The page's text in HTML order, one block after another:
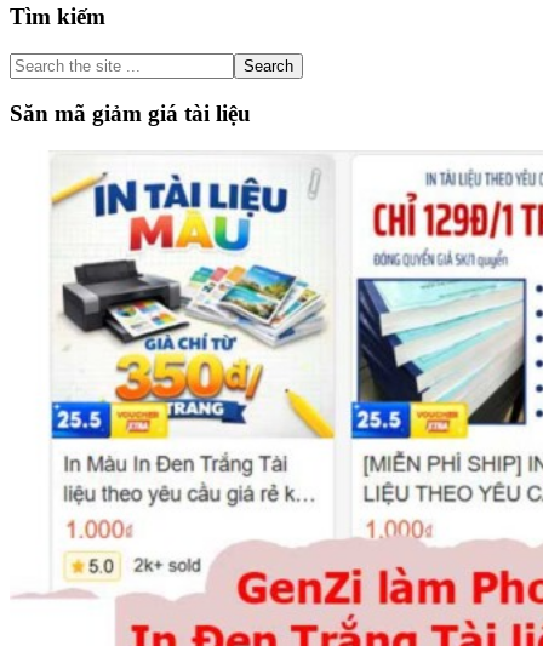
Primary
Sidebar
Tìm kiếm
Search
the
site
...
Săn mã giảm giá tài liệu